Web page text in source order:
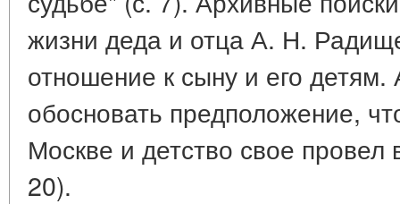
жизни деда и отца А. Н.
отношение к сыну и его детям.
обосновать предположение,
Москве и детство свое
20).